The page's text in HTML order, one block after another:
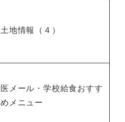
土地情報（４）
医メール・学校給食おすす
めメニュー